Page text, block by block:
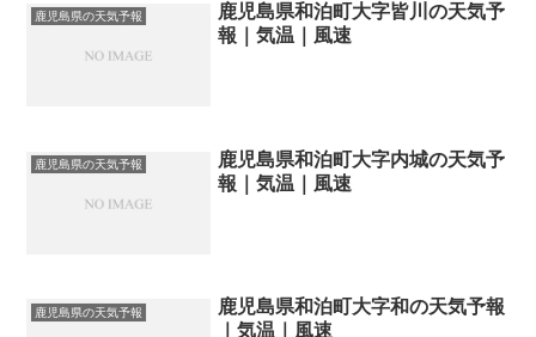
鹿児島県の天気予報
鹿児島県和泊町大字皆川の天気予
報｜気温｜風速
鹿児島県の天気予報
鹿児島県和泊町大字内城の天気予
報｜気温｜風速
鹿児島県の天気予報
鹿児島県和泊町大字和の天気予報
｜気温｜風速